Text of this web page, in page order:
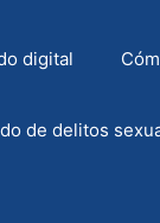
digital
de delitos